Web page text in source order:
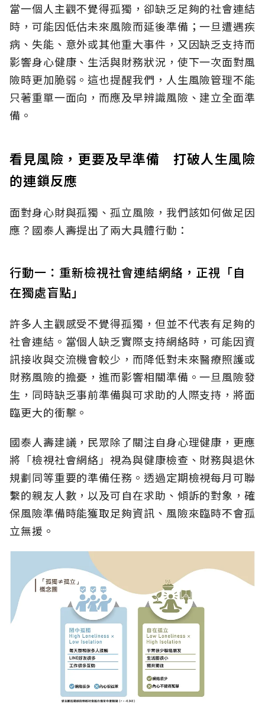
當一個人主觀不覺得孤獨，卻缺乏足夠的社會連結
時，可能因低估未來風險而延後準備；一旦遭遇疾
病、失能、意外或其他重大事件，又因缺乏支持而
影響身心健康、生活與財務狀況，使下一次面對風
險時更加脆弱。這也提醒我們，人生風險管理不能
只著重單一面向，而應及早辨識風險、建立全面準
備。
看見風險，更要及早準備 打破人生風險
的連鎖反應
面對身心財與孤獨、孤立風險，我們該如何做足因
應？國泰人壽提出了兩大具體行動：
行動一：重新檢視社會連結網絡，正視「自
在獨處盲點」
許多人主觀感受不覺得孤獨，但並不代表有足夠的
社會連結。當個人缺乏實際支持網絡時，可能因資
訊接收與交流機會較少，而降低對未來醫療照護或
財務風險的擔憂，進而影響相關準備。一旦風險發
生，同時缺乏事前準備與可求助的人際支持，將面
臨更大的衝擊。
國泰人壽建議，民眾除了關注自身心理健康，更應
將「檢視社會網絡」視為與健康檢查、財務與退休
規劃同等重要的準備任務。透過定期檢視每月可聯
繫的親友人數，以及可自在求助、傾訴的對象，確
保風險準備時能獲取足夠資訊、風險來臨時不會孤
立無援。